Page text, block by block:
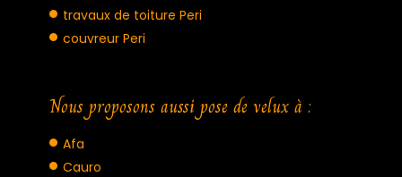
travaux de toiture Peri
couvreur Peri
Nous proposons aussi pose de velux à :
Afa
Cauro